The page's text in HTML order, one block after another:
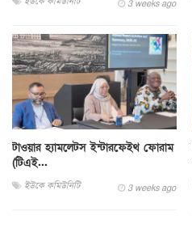
3 weeks ago
টাওয়ার হ্যামলেটস ইন্টারফেইথ ফোরাম
(টিএই...
ইউকে কমিউনিটি 3 weeks ago